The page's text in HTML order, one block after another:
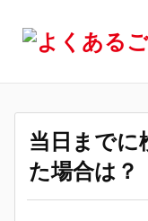
当日までに
た場合は？